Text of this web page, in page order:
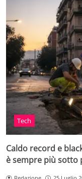
Tech
Caldo record e
è sempre più sotto